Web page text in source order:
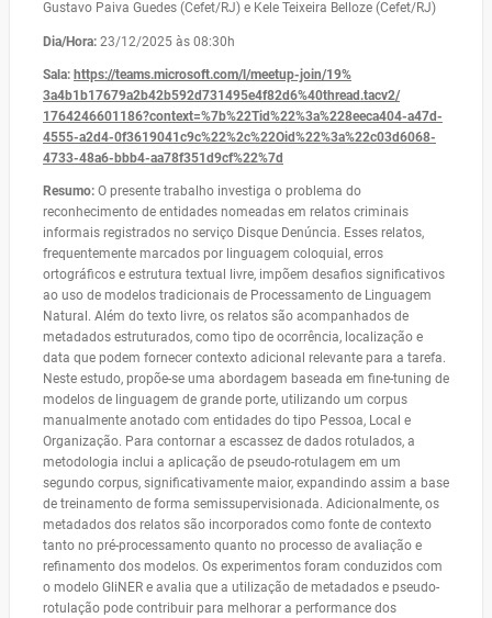
Gustavo Paiva Guedes (Cefet/RJ) e Kele Teixeira Belloze (Cefet/RJ)
Dia/Hora: 23/12/2025 às 08:30h
Sala: https://teams.microsoft.com/l/meetup-join/19%
3a4b1b17679a2b42b592d731495e4f82d6%40thread.tacv2/
1764246601186?context=%7b%22Tid%22%3a%228eeca404-a47d-
4555-a2d4-0f3619041c9c%22%2c%22Oid%22%3a%22c03d6068-
4733-48a6-bbb4-aa78f351d9cf%22%7d
Resumo: O presente trabalho investiga o problema do
reconhecimento de entidades nomeadas em relatos criminais
informais registrados no serviço Disque Denúncia. Esses relatos,
frequentemente marcados por linguagem coloquial, erros
ortográficos e estrutura textual livre, impõem desafios significativos
ao uso de modelos tradicionais de Processamento de Linguagem
Natural. Além do texto livre, os relatos são acompanhados de
metadados estruturados, como tipo de ocorrência, localização e
data que podem fornecer contexto adicional relevante para a tarefa.
Neste estudo, propõe-se uma abordagem baseada em fine-tuning de
modelos de linguagem de grande porte, utilizando um corpus
manualmente anotado com entidades do tipo Pessoa, Local e
Organização. Para contornar a escassez de dados rotulados, a
metodologia inclui a aplicação de pseudo-rotulagem em um
segundo corpus, significativamente maior, expandindo assim a base
de treinamento de forma semissupervisionada. Adicionalmente, os
metadados dos relatos são incorporados como fonte de contexto
tanto no pré-processamento quanto no processo de avaliação e
refinamento dos modelos. Os experimentos foram conduzidos com
o modelo GliNER e avalia que a utilização de metadados e pseudo-
rotulação pode contribuir para melhorar a performance dos